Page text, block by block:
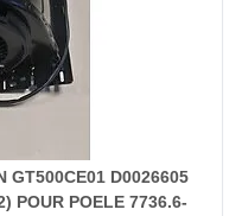
GT500CE01 D0026605
POUR POELE 7736.6-